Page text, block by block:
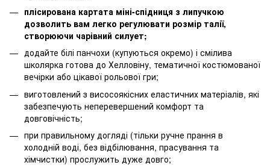
плісирована картата міні-спідниця з липучкою
дозволить вам легко регулювати розмір талії,
створюючи чарівний силует;
додайте білі панчохи (купуються окремо) і смілива
школярка готова до Хелловіну, тематичної костюмованої
вечірки або цікавої рольової гри;
виготовлений з висосоякісних еластичних матеріалів, які
забезпечують неперевершений комфорт та
довговічність;
при правильному догляді (тільки ручне прання в
холодній воді, без відбілювання, прасування та
хімчистки) прослужить дуже довго;